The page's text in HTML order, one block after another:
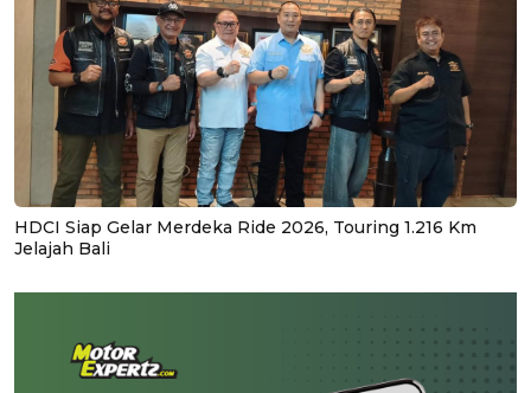
HDCI Siap Gelar Merdeka Ride 2026, Touring 1.216 Km
Jelajah Bali